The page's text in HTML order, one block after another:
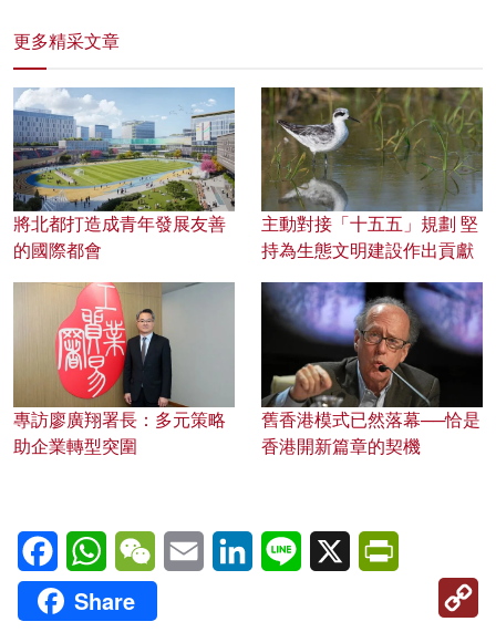
更多精采文章
將北都打造成青年發展友善
的國際都會
主動對接「十五五」規劃 堅
持為生態文明建設作出貢獻
專訪廖廣翔署長：多元策略
助企業轉型突圍
舊香港模式已然落幕──恰是
香港開新篇章的契機
FacebookWhatsAppWeChatEmail LinkedInLine X
Share